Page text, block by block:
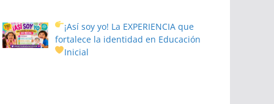
¡Así soy yo! La EXPERIENCIA que
fortalece la identidad en Educación
Inicial